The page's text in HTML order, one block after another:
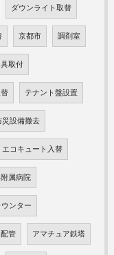
ダウンライト取替
京都市 調剤室
取付
テナント盤設置
災設備撤去
エコキュート入替
属病院
ウンター
管 アマチュア鉄塔